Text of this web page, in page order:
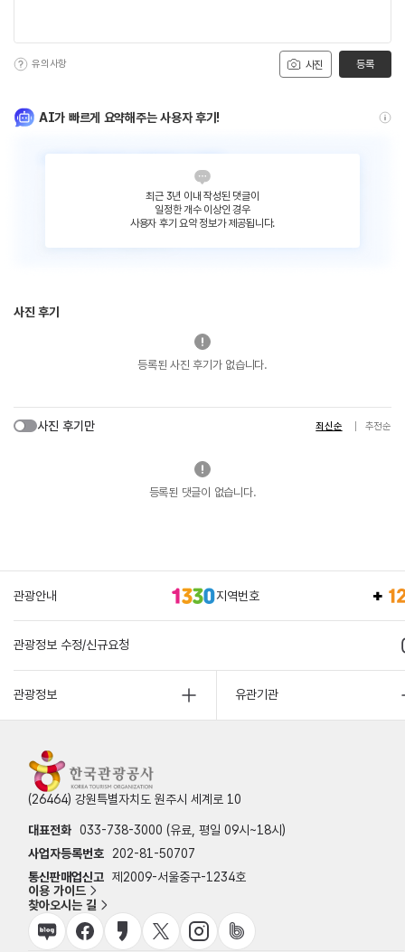
사진
유의사항 등록
AI가 빠르게 요약해주는 사용자 후기!
최근 3년 이내 작성된 댓글이
일정한 개수 이상인 경우
사용자 후기 요약 정보가 제공됩니다.
사진 후기
등록된 사진 후기가 없습니다.
사진 후기만 최신순 추천순
등록된 댓글이 없습니다.
관광안내 지역번호
관광정보 수정/신규요청
관광정보 유관기관
(26464) 강원특별자치도 원주시 세계로 10
대표전화 033-738-3000 (유료, 평일 09시~18시)
사업자등록번호
202-81-50707
통신판매업신고 제2009-서울중구-1234호
이용 가이드
찾아오시는 길